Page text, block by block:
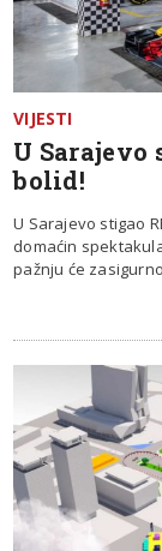
VIJESTI
U Sarajevo
bolid!
U Sarajevo stigao
domaćin
pažnju će